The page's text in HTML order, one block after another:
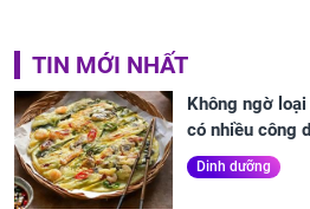
TIN MỚI NHẤT
Không ngờ
có nhiều công
Dinh dưỡng